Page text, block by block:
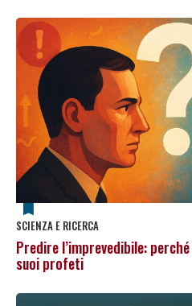
SCIENZA E RICERCA
Predire l’imprevedibile:
suoi profeti